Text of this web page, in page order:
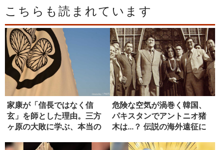
こちらも読まれています
家康が「信長ではなく信
玄」を師とした理由。三方
ヶ原の大敗に学ぶ、本当の
危険な空気が渦巻く韓国、
パキスタンでアントニオ猪
木は...？ 伝説の海外遠征に